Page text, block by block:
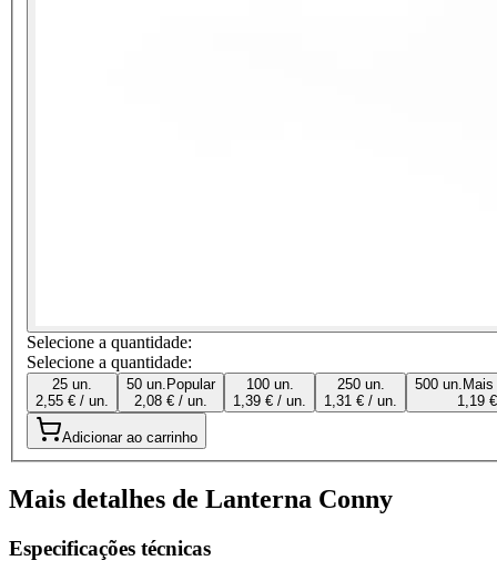
Selecione a quantidade:
Selecione a quantidade:
25 un.
2,55 € / un.
50 un. Popular
2,08 € / un.
100 un.
1,39 € / un.
250 un.
1,31 € / un.
500 un.
1,19
Adicionar ao carrinho
Mais detalhes de Lanterna Conny
Especificações técnicas